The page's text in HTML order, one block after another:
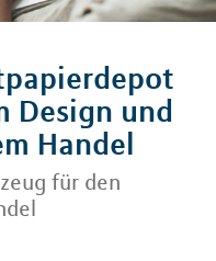
Design und
Handel
für den